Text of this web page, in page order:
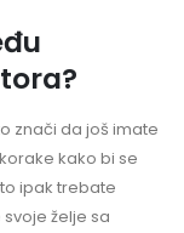
znači da još imate
kako bi se
ipak trebate
želje sa